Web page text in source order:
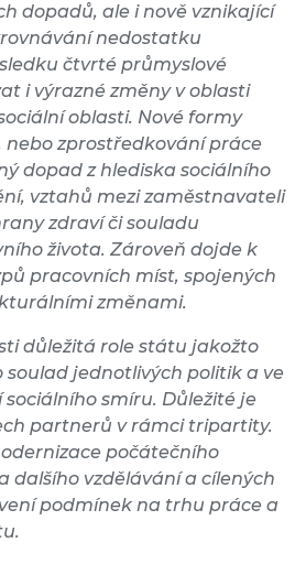
dopadů, ale i nově vznikající
nedostatku
čtvrté průmyslové
i výrazné změny v oblasti
oblasti. Nové formy
zprostředkování práce
dopad z hlediska sociálního
vztahů mezi zaměstnavateli
zdraví či souladu
života. Zároveň dojde k
pracovních míst, spojených
změnami.
důležitá role státu jakožto
jednotlivých politik a ve
smíru. Důležité je
partnerů v rámci tripartity.
počátečního
dalšího vzdělávání a cílených
podmínek na trhu práce a